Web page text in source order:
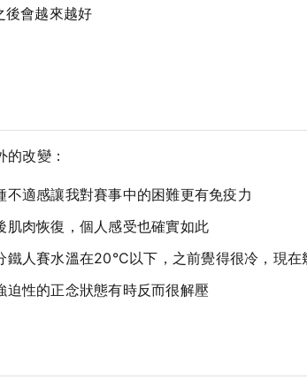
後會越來越好
改變：
不適感讓我對賽事中的困難更有免疫力
肌肉恢復，個人感受也確實如此
鐵人賽水溫在20°C以下，之前覺得很冷，現在
迫性的正念狀態有時反而很解壓